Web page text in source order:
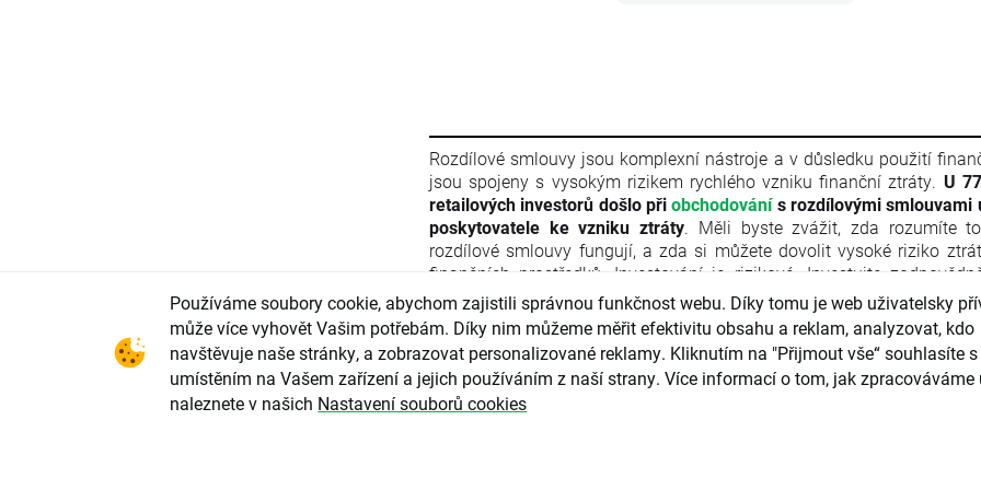
Rozdílové smlouvy jsou komplexní nástroje a v důsledku použití
jsou spojeny s vysokým rizikem rychlého vzniku finanční ztráty. U
retailových investorů došlo přiobchodovánís rozdílovými smlouvami
poskytovatele ke vzniku ztráty. Měli byste zvážit, zda rozumíte
rozdílové smlouvy fungují, a zda si můžete dovolit vysoké riziko
finančních prostředků. Investování je rizikové. Investujte
materiál je marketingovou komunikací ve smyslu čl. 24 odst. 3
Evropského parlamentu a Rady 2014/65/EU ze dne 15. května 2014
finančních nástrojů, kterou se mění směrnice 2002/92/ES a
2011/61/EU (MiFID II). Marketingová komunikace není investiční
ani informace doporučující či navrhující investiční strategii ve smyslu
Evropského parlamentu a Rady (EU) č. 596/2014 ze dne 16. dubna
Používáme soubory cookie, abychom zajistili správnou funkčnost webu. Díky tomu je web uživatelsky
může více vyhovět Vašim potřebám. Díky nim můžeme měřit efektivitu obsahu a reklam, analyzovat, kdo
navštěvuje naše stránky, a zobrazovat personalizované reklamy. Kliknutím na "Přijmout vše“ souhlasíte
umístěním na Vašem zařízení a jejich používáním z naší strany. Více informací o tom, jak zpracováváme
naleznete v našich Nastavení souborů cookies